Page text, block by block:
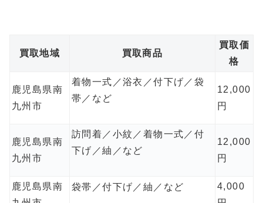
買取地域 買取商品
買取価
格
鹿児島県南
九州市
着物一式／浴衣／付下げ／袋
帯／など
12,000
円
鹿児島県南
九州市
訪問着／小紋／着物一式／付
下げ／紬／など
12,000
円
鹿児島県南
袋帯／付下げ／紬／など
4,000